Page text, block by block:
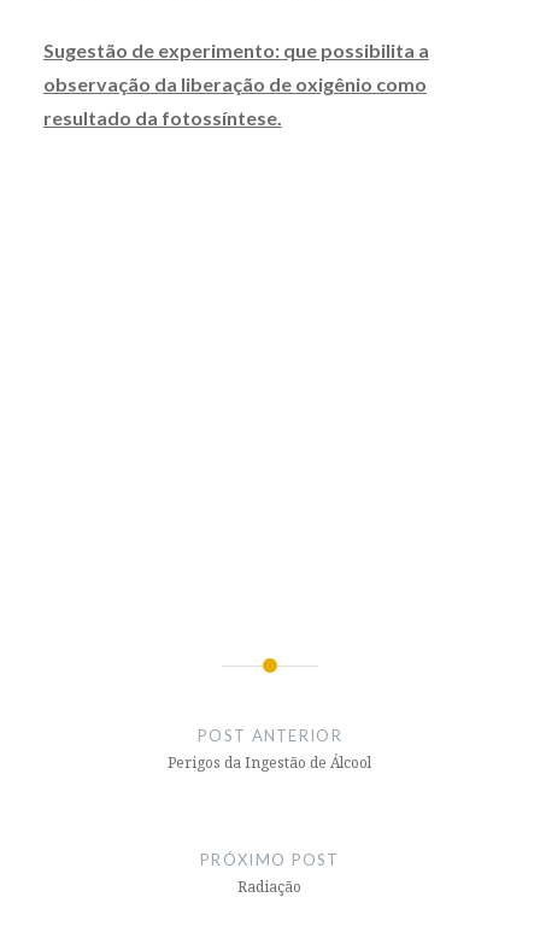
Sugestão de experimento: que possibilita a
observação da liberação de oxigênio como
resultado da fotossíntese.
POST ANTERIOR
Perigos da Ingestão de Álcool
PRÓXIMO POST
Radiação